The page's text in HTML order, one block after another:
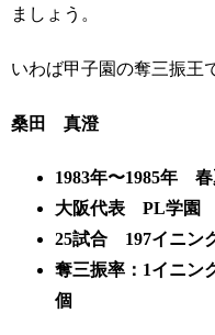
ましょう。
いわば甲子園の奪三振王
桑田 真澄
1983年〜1985年
大阪代表 PL学園
25試合 197イニン
奪三振率：1イニン
個